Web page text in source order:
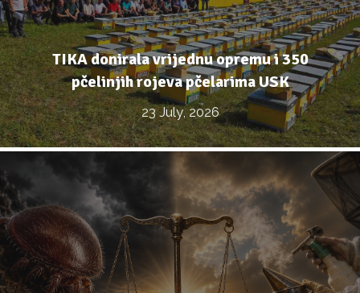
TIKA donirala vrijednu opremu i 350
pčelinjih rojeva pčelarima USK
23 July, 2026